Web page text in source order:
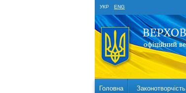
УКР ENG
Головна Законотворчість